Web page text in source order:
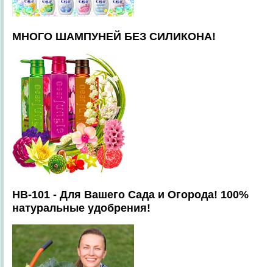
МНОГО ШАМПУНЕЙ БЕЗ СИЛИКОНА!
HB-101 - Для Вашего Сада и Огорода! 100%
натуральные удобрения!